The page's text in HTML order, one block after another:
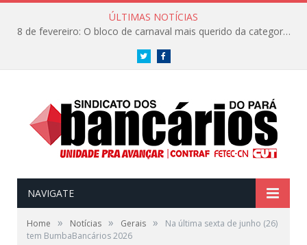
ÚLTIMAS NOTÍCIAS
8 de fevereiro: O bloco de carnaval mais querido da categoria já tem data. Vem pro CarnaBancários 2025!
Twitter
NAVIGATE
Home » Notícias » Gerais »
Na última sexta de junho (26)
tem BumbaBancários 2026